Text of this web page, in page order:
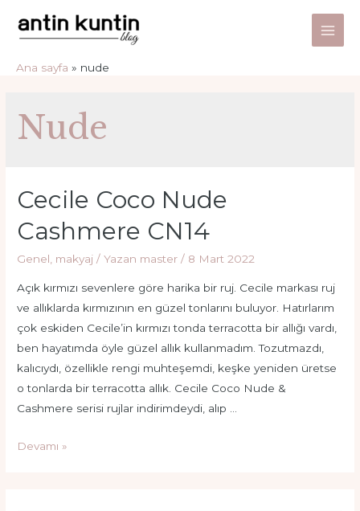
atla
Main
Ana sayfa nude
Nude
Cecile Coco Nude
Cashmere CN14
Genel, makyaj / Yazan master / 8 Mart 2022
Açık kırmızı sevenlere göre harika bir ruj. Cecile markası ruj
ve allıklarda kırmızının en güzel tonlarını buluyor. Hatırlarım
çok eskiden Cecile’in kırmızı tonda terracotta bir allığı vardı,
ben hayatımda öyle güzel allık kullanmadım. Tozutmazdı,
kalıcıydı, özellikle rengi muhteşemdi, keşke yeniden üretse
o tonlarda bir terracotta allık. Cecile Coco Nude &
Cashmere serisi rujlar indirimdeydi, alıp …
Cecile
Devamı »